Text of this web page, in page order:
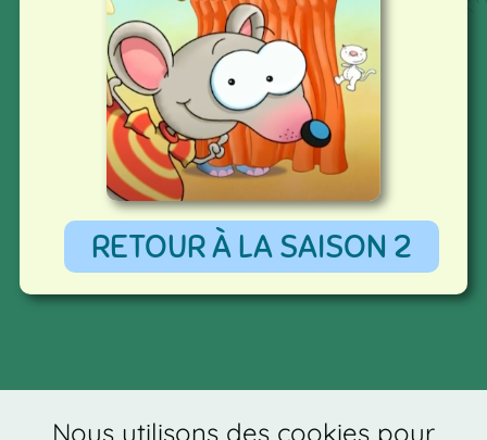
RETOUR À LA SAISON 2
Nous utilisons des cookies pour